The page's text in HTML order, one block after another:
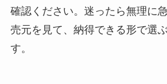
確認ください。迷ったら無理に
売元を見て、納得できる形で選
す。